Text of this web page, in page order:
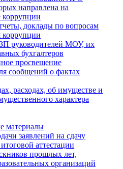
направлена на
коррупции
доклады по вопросам
коррупции
руководителей МОУ, их
бухгалтеров
просвещение
сообщений о фактах
расходах, об имуществе и
характера
материалы
заявлений на сдачу
аттестации
прошлых лет,
организаций